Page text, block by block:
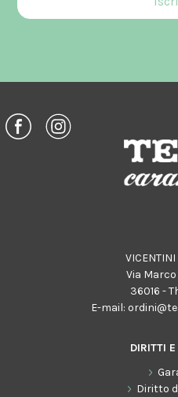
VICENTINI
Via
36016 -
E-mail:
DIRITTI E
Diritto